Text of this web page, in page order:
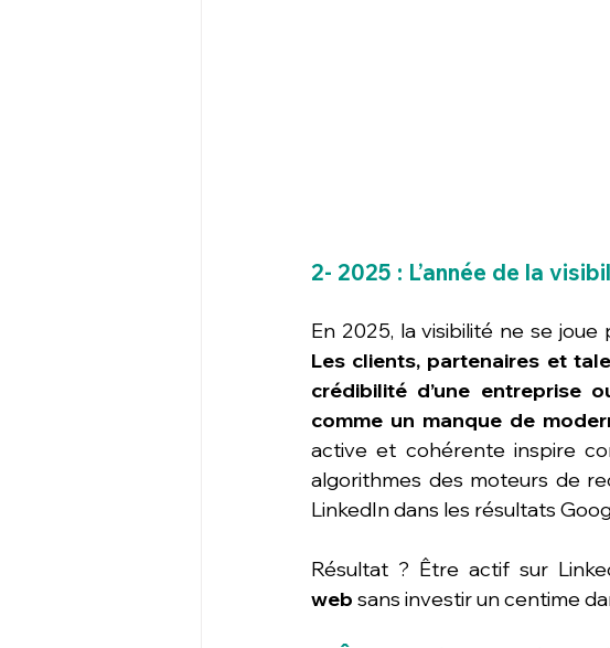
2- 2025 : L’année de la
Les clients, partenaires et
crédibilité d’une entreprise
comme un manque de
active et cohérente inspire
algorithmes des moteurs de
LinkedIn dans les résultats
Résultat ? Être actif sur
web sans investir un centime